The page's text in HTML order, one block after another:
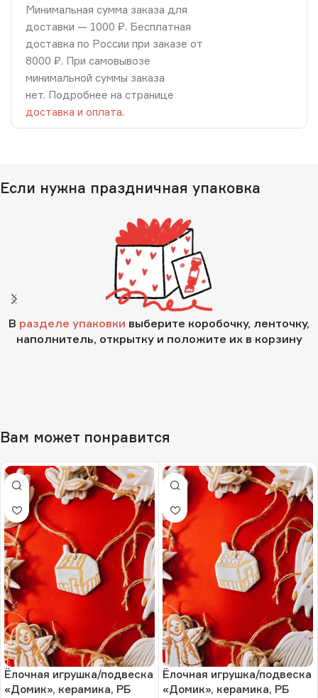
Минимальная сумма заказа для
доставки — 1000 ₽. Бесплатная
доставка по России при заказе от
8000 ₽. При самовывозе
минимальной суммы заказа
нет. Подробнее на странице
доставка и оплата.
Если нужна праздничная упаковка
В разделе упаковки выберите коробочку, ленточку,
наполнитель, открытку и положите их в корзину
Вам может понравится
Ёлочная игрушка/подвеска
«Домик», керамика, РБ
Ёлочная игрушка/подвеска
«Домик», керамика, РБ